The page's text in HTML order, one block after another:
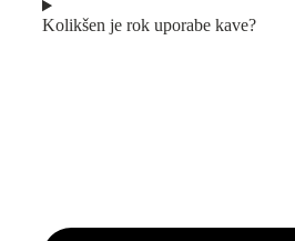
Kolikšen je rok uporabe kave?